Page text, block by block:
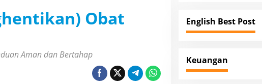
Obat
Aman dan Bertahap
English Best Post
Keuangan